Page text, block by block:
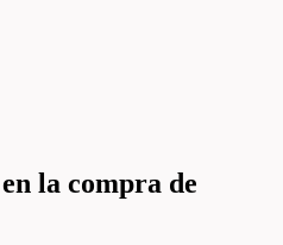
la compra de